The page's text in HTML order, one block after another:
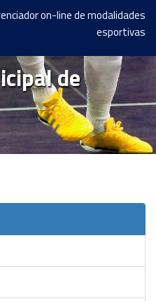
on-line de modalidades
esportivas
de